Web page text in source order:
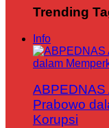
Trending
Info
ABPEDNAS
Prabowo
Korupsi